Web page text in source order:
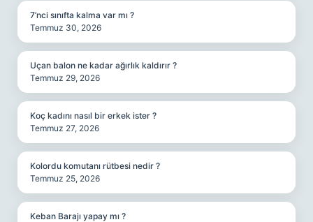
7’nci sınıfta kalma var mı ?
Temmuz 30, 2026
Uçan balon ne kadar ağırlık kaldırır ?
Temmuz 29, 2026
Koç kadını nasıl bir erkek ister ?
Temmuz 27, 2026
Kolordu komutanı rütbesi nedir ?
Temmuz 25, 2026
Keban Barajı yapay mı ?